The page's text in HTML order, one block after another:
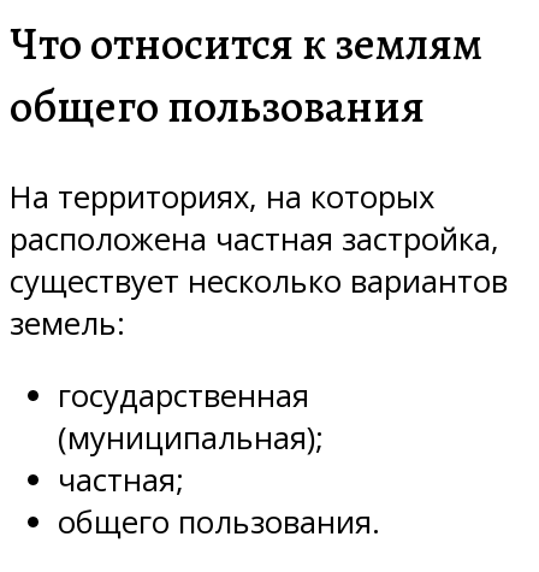
Что относится к землям
общего пользования
На территориях, на которых
расположена частная застройка,
существует несколько вариантов
земель:
государственная
(муниципальная);
частная;
общего пользования.